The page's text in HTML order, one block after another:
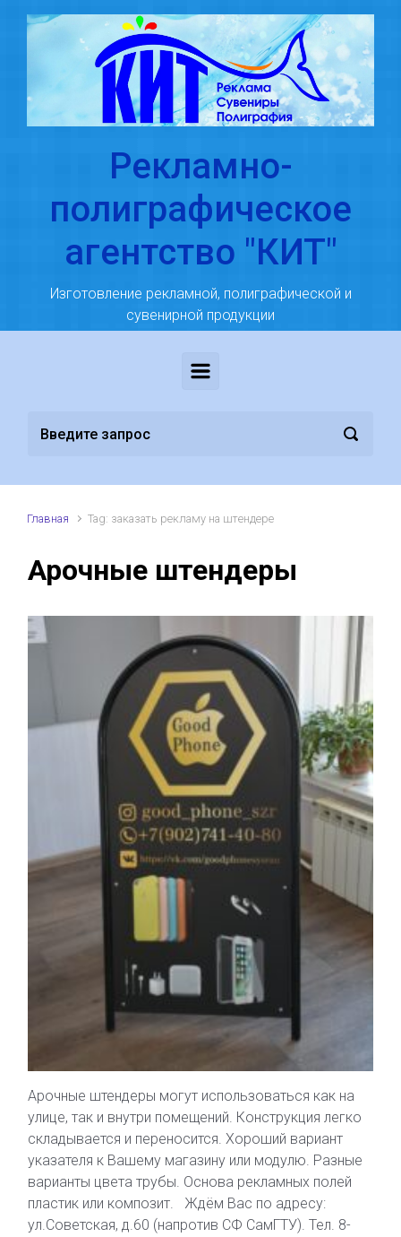
Skip to main content
Рекламно-
полиграфическое
агентство "КИТ"
Изготовление рекламной, полиграфической и
сувенирной продукции
Главная Tag: заказать рекламу на штендере
Арочные штендеры
Арочные штендеры могут использоваться как на
улице, так и внутри помещений. Конструкция легко
складывается и переносится. Хороший вариант
указателя к Вашему магазину или модулю. Разные
варианты цвета трубы. Основа рекламных полей
пластик или композит. Ждём Вас по адресу:
ул.Советская, д.60 (напротив СФ СамГТУ). Тел. 8-